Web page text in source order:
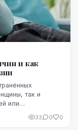
и как
так и
или
33 0 0